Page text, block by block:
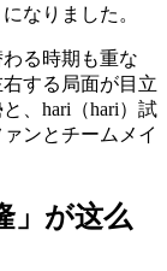
なりました。
る時期も重な
する局面が目立
、hari（hari）試
ンとチームメイ
」が这么